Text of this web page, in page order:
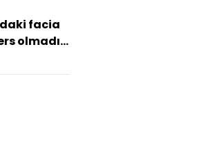
facia
olmadı:
düşüren